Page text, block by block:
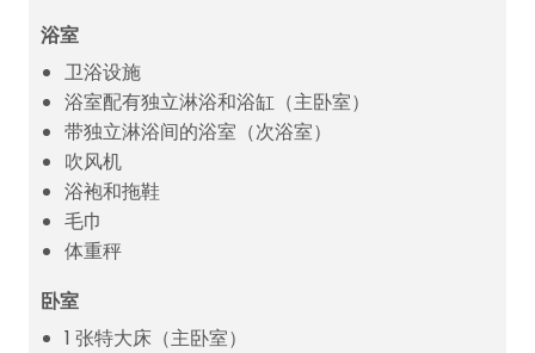
浴室
卫浴设施
浴室配有独立淋浴和浴缸（主卧室）
带独立淋浴间的浴室（次浴室）
吹风机
浴袍和拖鞋
毛巾
体重秤
卧室
1 张特大床（主卧室）